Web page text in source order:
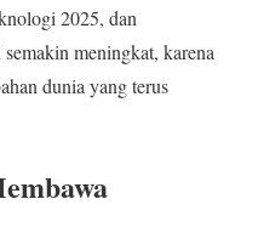
2025, dan
meningkat, karena
dunia yang terus